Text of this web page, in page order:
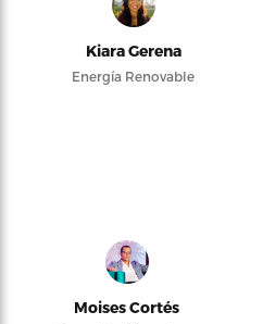
Kiara Gerena
Energía Renovable
Moises Cortés